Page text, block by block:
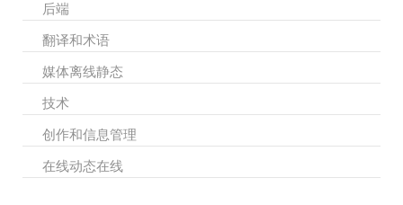
后端
翻译和术语
媒体离线静态
技术
创作和信息管理
在线动态在线